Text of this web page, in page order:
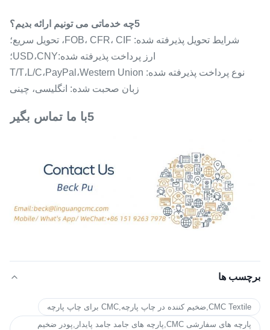
5چه خدماتی می تونیم ارائه بدیم؟
شرایط تحویل پذیرفته شده: FOB، CFR، CIF، تحویل سریع؛
ارز پرداخت پذیرفته شده:USD،CNY؛
نوع پرداخت پذیرفته شده: T/T،L/C،PayPal،Western Union
زبان صحبت شده: انگلیسی، چینی
5با ما تماس بگير
برچسب ها
CMC Textile,ضخیم کننده در چاپ پارچه,CMC برای چاپ پارچه
پارچه های سفارشی CMC,پارچه های جامد جامد پایدار,پودر ضخیم